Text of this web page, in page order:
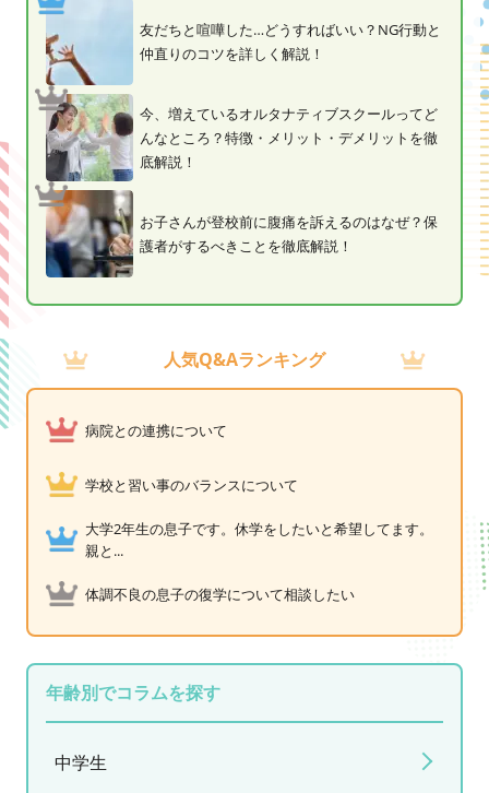
友だちと喧嘩した…どうすればいい？NG行動と
仲直りのコツを詳しく解説！
今、増えているオルタナティブスクールってど
んなところ？特徴・メリット・デメリットを徹
底解説！
お子さんが登校前に腹痛を訴えるのはなぜ？保
護者がするべきことを徹底解説！
人気Q&Aランキング
病院との連携について
学校と習い事のバランスについて
大学2年生の息子です。休学をしたいと希望してます。
親と...
体調不良の息子の復学について相談したい
年齢別でコラムを探す
中学生